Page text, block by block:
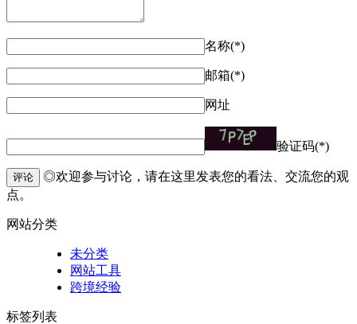
名称(*)
邮箱(*)
网址
验证码(*)
评论
◎欢迎参与讨论，请在这里发表您的看法、交流您的观
点。
网站分类
未分类
网站工具
跨境经验
标签列表